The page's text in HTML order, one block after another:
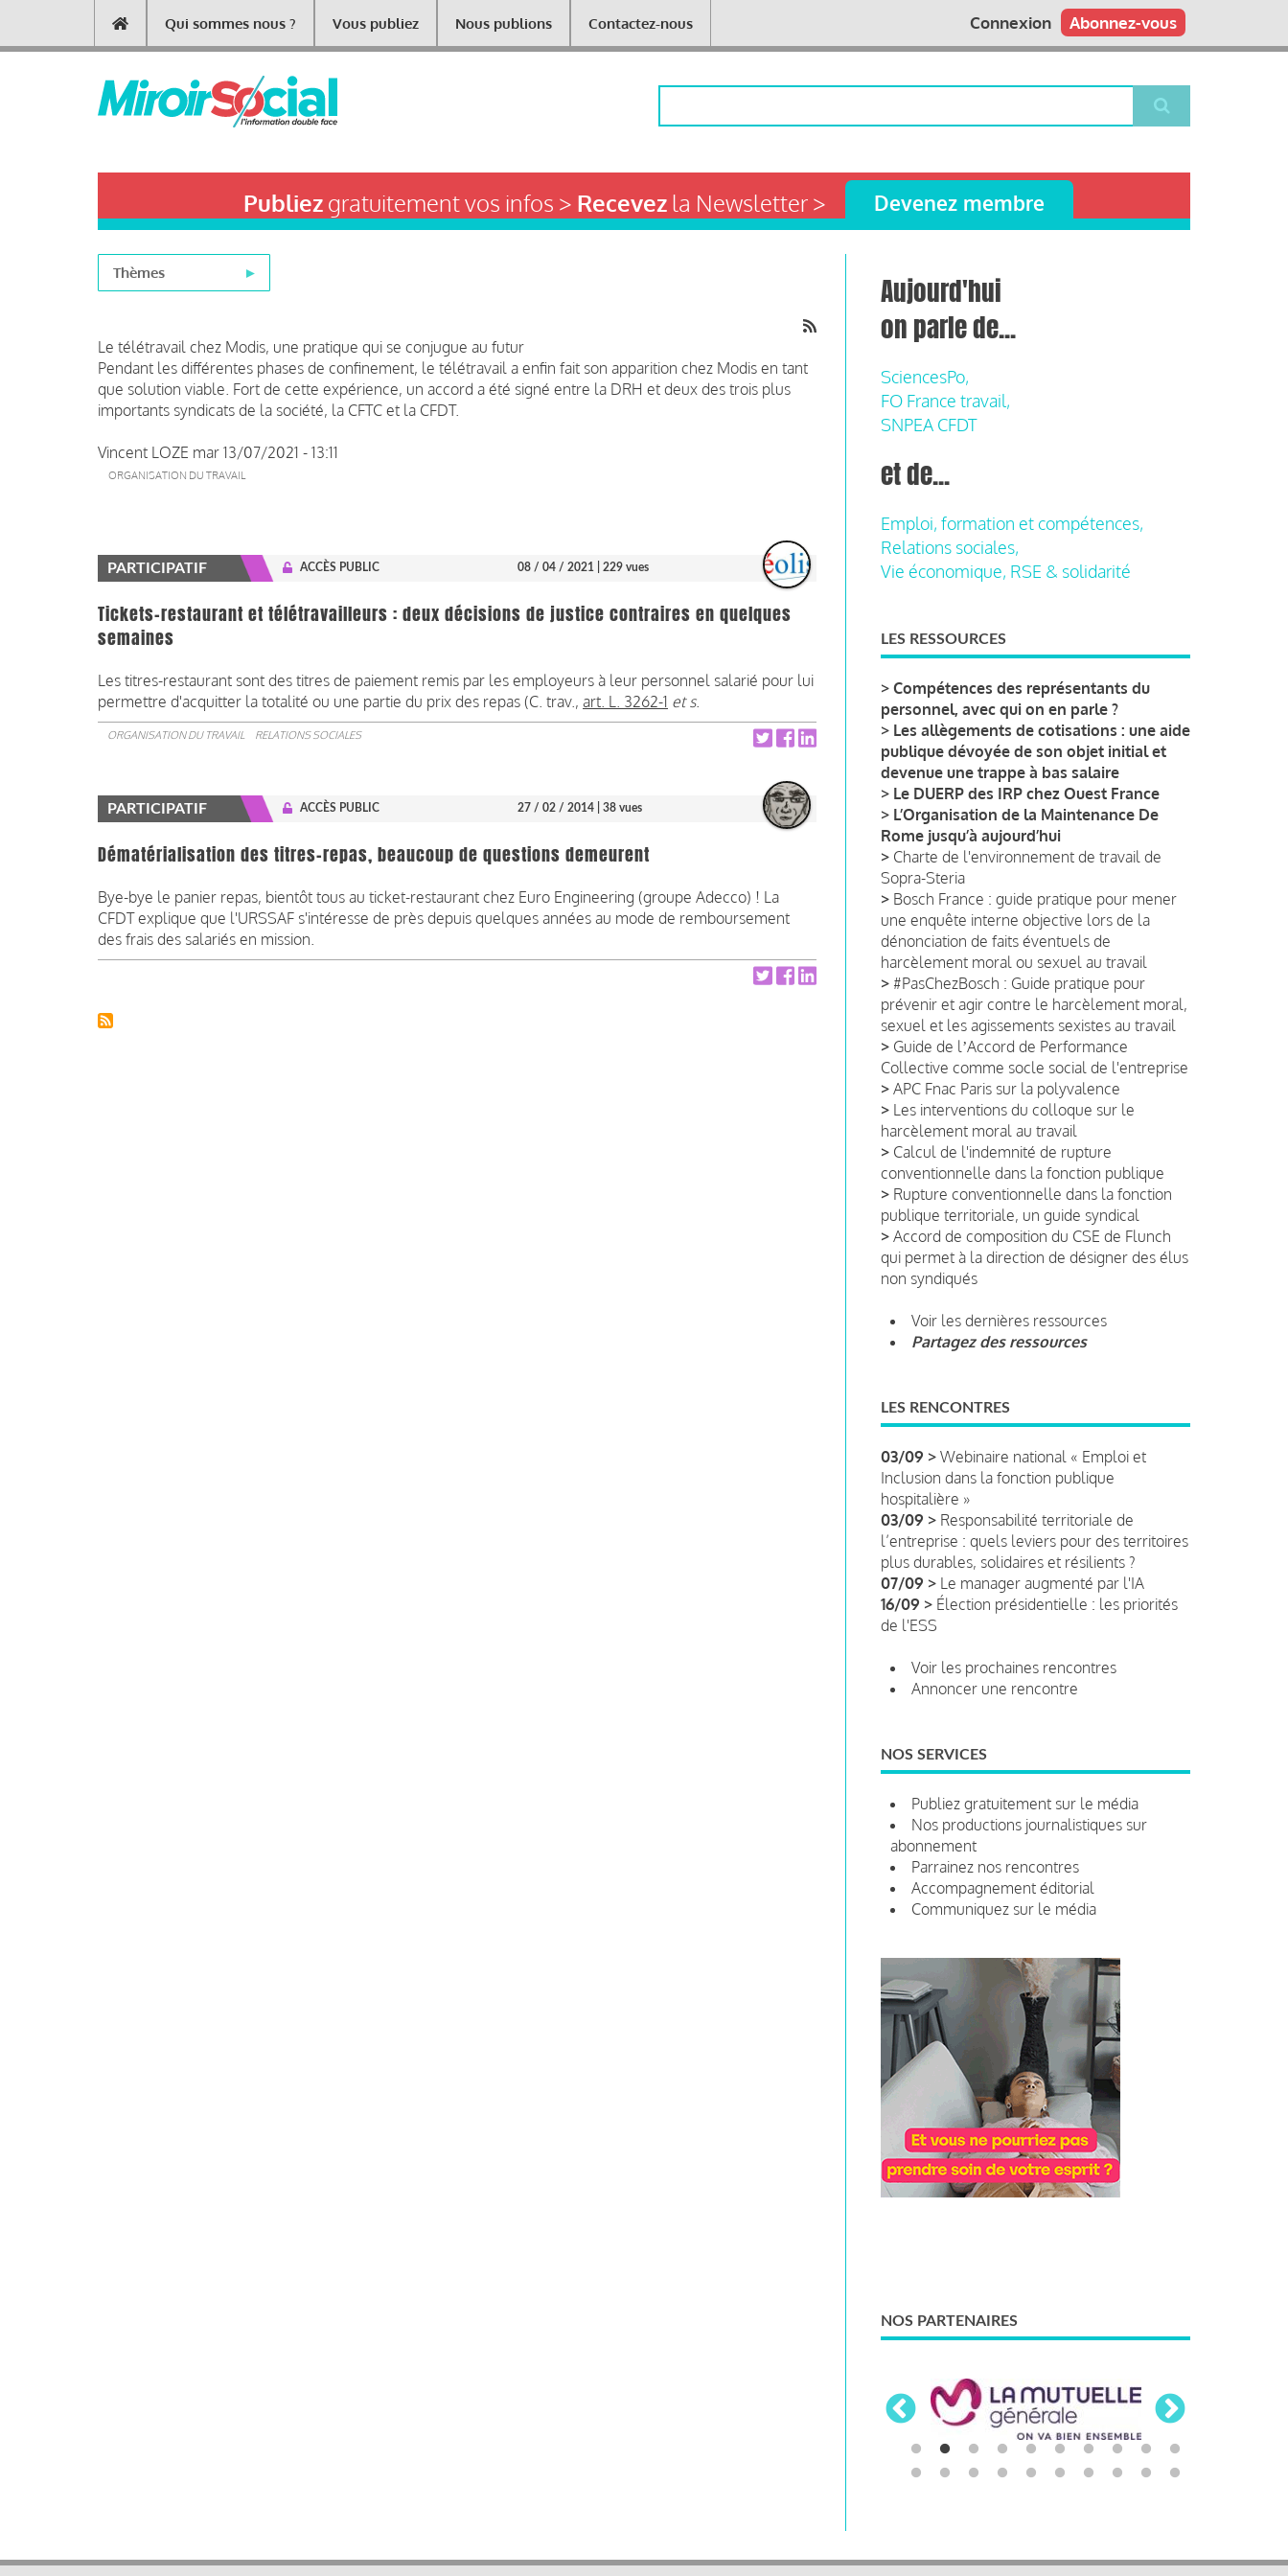
contenu
Main
navigation
Qui sommes nous ? Vous publiez Nous publions Contactez-nous Abonnez-vous
Connexion
Publiezgratuitement vos infos > Recevezla Newsletter > Devenez membre
Thèmes
Le télétravail chez Modis, une pratique qui se conjugue au futur
Pendant les différentes phases de confinement, le télétravail a enfin fait son apparition chez Modis en tant
que solution viable. Fort de cette expérience, un accord a été signé entre la DRH et deux des trois plus
importants syndicats de la société, la CFTC et la CFDT.
Vincent LOZE mar 13/07/2021 - 13:11
ORGANISATION DU TRAVAIL
PARTICIPATIF ACCÈS PUBLIC 08 / 04 / 2021 | 229 vues
Tickets-restaurant et télétravailleurs : deux décisions de justice contraires en quelques
semaines
Les titres-restaurant sont des titres de paiement remis par les employeurs à leur personnel salarié pour lui
permettre d'acquitter la totalité ou une partie du prix des repas (C. trav., art. L. 3262-1 et s.
ORGANISATION DU TRAVAIL RELATIONS SOCIALES
PARTICIPATIF ACCÈS PUBLIC 27 / 02 / 2014 | 38 vues
Dématérialisation des titres-repas, beaucoup de questions demeurent
Bye-bye le panier repas, bientôt tous au ticket-restaurant chez Euro Engineering (groupe Adecco) ! La
CFDT explique que l'URSSAF s'intéresse de près depuis quelques années au mode de remboursement
des frais des salariés en mission.
Aujourd'hui
on parle de...
SciencesPo,
FO France travail,
SNPEA CFDT
et de...
Emploi, formation et compétences,
Relations sociales,
Vie économique, RSE & solidarité
LES RESSOURCES
> Compétences des représentants du
personnel, avec qui on en parle ?
> Les allègements de cotisations : une aide
publique dévoyée de son objet initial et
devenue une trappe à bas salaire
> Le DUERP des IRP chez Ouest France
> L’Organisation de la Maintenance De
Rome jusqu’à aujourd’hui
> Charte de l'environnement de travail de
Sopra-Steria
> Bosch France : guide pratique pour mener
une enquête interne objective lors de la
dénonciation de faits éventuels de
harcèlement moral ou sexuel au travail
> #PasChezBosch : Guide pratique pour
prévenir et agir contre le harcèlement moral,
sexuel et les agissements sexistes au travail
> Guide de lʼAccord de Performance
Collective comme socle social de l'entreprise
> APC Fnac Paris sur la polyvalence
> Les interventions du colloque sur le
harcèlement moral au travail
> Calcul de l'indemnité de rupture
conventionnelle dans la fonction publique
> Rupture conventionnelle dans la fonction
publique territoriale, un guide syndical
> Accord de composition du CSE de Flunch
qui permet à la direction de désigner des élus
non syndiqués
Voir les dernières ressources
Partagez des ressources
LES RENCONTRES
03/09 > Webinaire national « Emploi et
Inclusion dans la fonction publique
hospitalière »
03/09 > Responsabilité territoriale de
l’entreprise : quels leviers pour des territoires
plus durables, solidaires et résilients ?
07/09 > Le manager augmenté par l'IA
16/09 > Élection présidentielle : les priorités
de l'ESS
Voir les prochaines rencontres
Annoncer une rencontre
NOS SERVICES
Publiez gratuitement sur le média
Nos productions journalistiques sur
abonnement
Parrainez nos rencontres
Accompagnement éditorial
Communiquez sur le média
NOS PARTENAIRES